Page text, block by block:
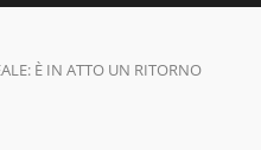
È IN ATTO UN RITORNO